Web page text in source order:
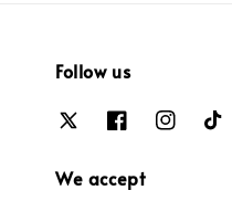
Follow us
We accept